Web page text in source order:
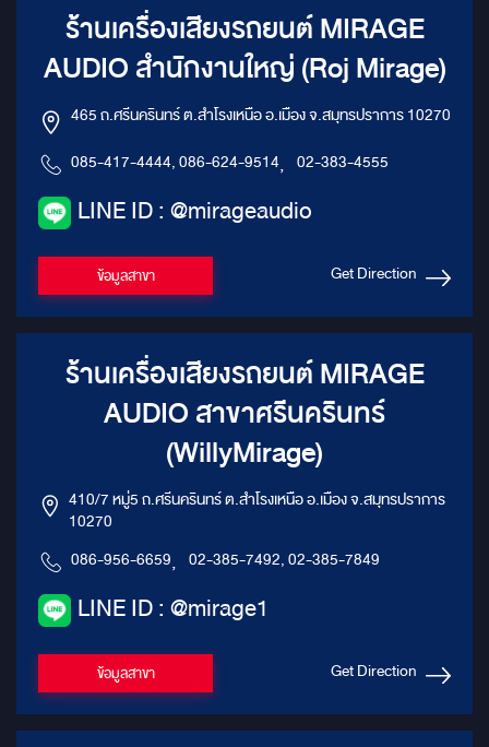
ร้านเครื่องเสียงรถยนต์ MIRAGE
AUDIO สำนักงานใหญ่ (Roj Mirage)
465 ถ.ศรีนครินทร์ ต.สำโรงเหนือ อ.เมือง จ.สมุทรปราการ 10270
085-417-4444, 086-624-9514, 02-383-4555
LINE ID : @mirageaudio
ข้อมูลสาขา Get Direction
ร้านเครื่องเสียงรถยนต์ MIRAGE
AUDIO สาขาศรีนครินทร์
(WillyMirage)
410/7 หมู่5 ถ.ศรีนครินทร์ ต.สำโรงเหนือ อ.เมือง จ.สมุทรปราการ
10270
086-956-6659, 02-385-7492, 02-385-7849
LINE ID : @mirage1
ข้อมูลสาขา Get Direction